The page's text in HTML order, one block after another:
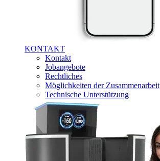
KONTAKT
Kontakt
Jobangebote
Rechtliches
Möglichkeiten der Zusammenarbeit
Technische Unterstützung